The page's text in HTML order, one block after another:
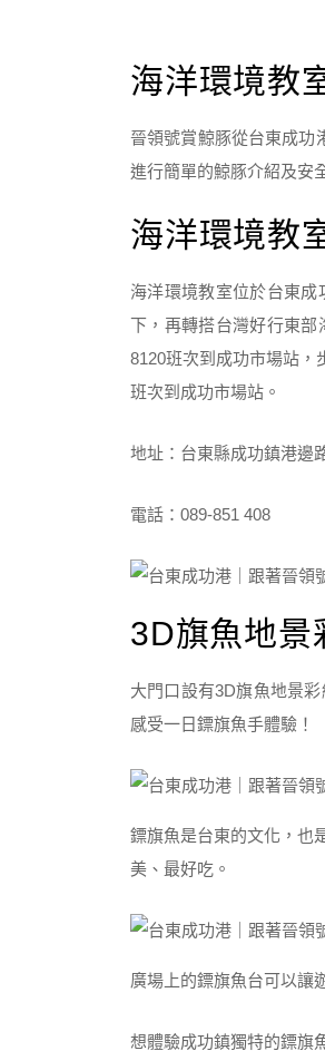
海洋環境教
晉領號賞鯨豚從台東成功
進行簡單的鯨豚介紹及安
海洋環境教
海洋環境教室位於台東
下，再轉搭台灣好行東部
8120班次到成功市場站，
班次到成功市場站。
地址：台東縣成功鎮港邊
電話：089-851 408
3D旗魚地景
大門口設有3D旗魚地景
感受一日鏢旗魚手體驗！
鏢旗魚是台東的文化，也
美、最好吃。
廣場上的鏢旗魚台可以讓
想體驗成功鎮獨特的鏢旗